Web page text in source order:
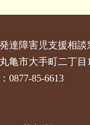
達障害児支援相
亀市大手町二丁
0877-85-6613